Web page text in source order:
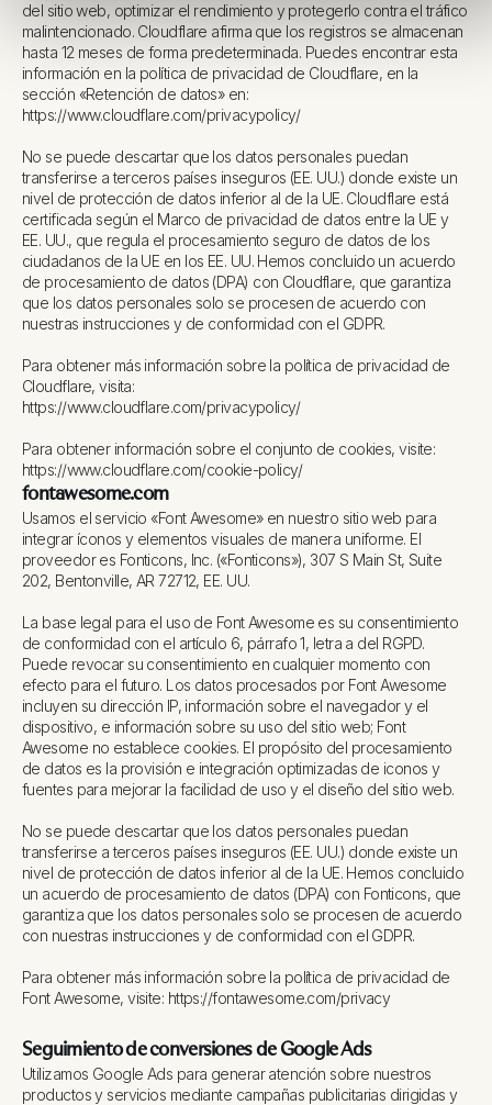
del sitio web, optimizar el rendimiento y protegerlo contra el tráfico
malintencionado. Cloudflare afirma que los registros se almacenan
hasta 12 meses de forma predeterminada. Puedes encontrar esta
información en la política de privacidad de Cloudflare, en la
sección «Retención de datos» en:
https://www.cloudflare.com/privacypolicy/
No se puede descartar que los datos personales puedan
transferirse a terceros países inseguros (EE. UU.) donde existe un
nivel de protección de datos inferior al de la UE. Cloudflare está
certificada según el Marco de privacidad de datos entre la UE y
EE. UU., que regula el procesamiento seguro de datos de los
ciudadanos de la UE en los EE. UU. Hemos concluido un acuerdo
de procesamiento de datos (DPA) con Cloudflare, que garantiza
que los datos personales solo se procesen de acuerdo con
nuestras instrucciones y de conformidad con el GDPR.
Para obtener más información sobre la política de privacidad de
Cloudflare, visita:
https://www.cloudflare.com/privacypolicy/
Para obtener información sobre el conjunto de cookies, visite:
https://www.cloudflare.com/cookie-policy/
fontawesome.com
Usamos el servicio «Font Awesome» en nuestro sitio web para
integrar íconos y elementos visuales de manera uniforme. El
proveedor es Fonticons, Inc. («Fonticons»), 307 S Main St, Suite
202, Bentonville, AR 72712, EE. UU.
La base legal para el uso de Font Awesome es su consentimiento
de conformidad con el artículo 6, párrafo 1, letra a del RGPD.
Puede revocar su consentimiento en cualquier momento con
efecto para el futuro. Los datos procesados por Font Awesome
incluyen su dirección IP, información sobre el navegador y el
dispositivo, e información sobre su uso del sitio web; Font
Awesome no establece cookies. El propósito del procesamiento
de datos es la provisión e integración optimizadas de iconos y
fuentes para mejorar la facilidad de uso y el diseño del sitio web.
No se puede descartar que los datos personales puedan
transferirse a terceros países inseguros (EE. UU.) donde existe un
nivel de protección de datos inferior al de la UE. Hemos concluido
un acuerdo de procesamiento de datos (DPA) con Fonticons, que
garantiza que los datos personales solo se procesen de acuerdo
con nuestras instrucciones y de conformidad con el GDPR.
Para obtener más información sobre la política de privacidad de
Font Awesome, visite: https://fontawesome.com/privacy
Seguimiento de conversiones de Google Ads
Utilizamos Google Ads para generar atención sobre nuestros
productos y servicios mediante campañas publicitarias dirigidas y